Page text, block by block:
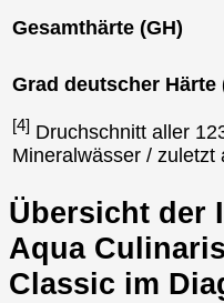
Gesamthärte (GH)
Grad deutscher Härte
[4] Druchschnitt aller
Mineralwässer / zuletzt
Übersicht der
Aqua
Classic im